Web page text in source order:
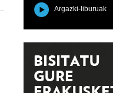
Argazki-liburuak